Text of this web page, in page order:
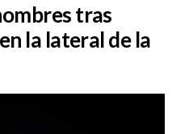
tras
la lateral de la